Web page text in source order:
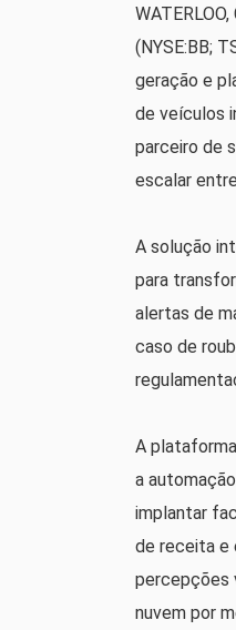
(NYSE:BB;
geração e
de veículos
parceiro de
escalar
A solução
para
alertas de
caso de
A
a
implantar
de receita e
percepções
nuvem por